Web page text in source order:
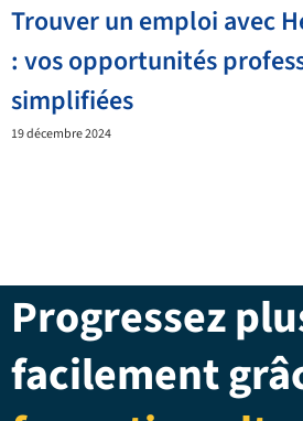
Trouver un emploi avec
: vos opportunités
simplifiées
19 décembre 2024
Progressez
facilement